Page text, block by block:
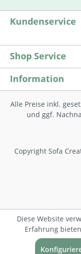
Kundenservice
Shop Service
Information
Alle Preise inkl.
und ggf.
Copyright Sofa
Diese Website
Erfahrung